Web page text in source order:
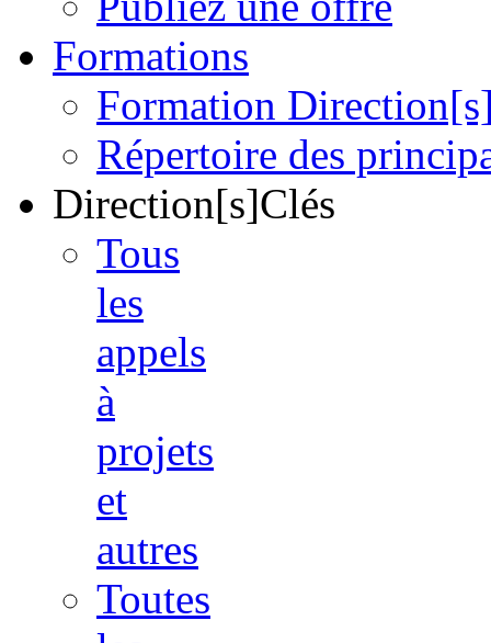
Formations
Formation
Répertoire des
Direction[s]Clés
Tous
les
appels
à
projets
et
autres
Toutes